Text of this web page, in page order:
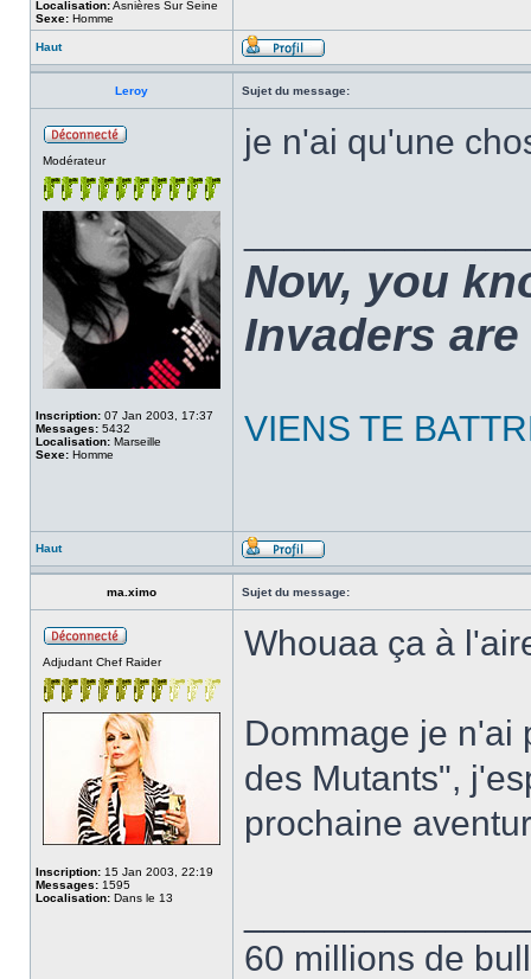
Localisation:Asnières Sur Seine
Sexe: Homme
Haut
Leroy Sujet du message:
Modérateur
Inscription: 07 Jan 2003, 17:37
Messages: 5432
Localisation: Marseille
Sexe: Homme
je n'ai qu'une
Now, you
Invaders
VIENS TE
Haut
ma.ximo Sujet du message:
Adjudant Chef Raider
Inscription: 15 Jan 2003, 22:19
Messages: 1595
Localisation: Dans le 13
Whouaa ça à
Dommage je n'ai
des Mutants",
prochaine
60 millions de